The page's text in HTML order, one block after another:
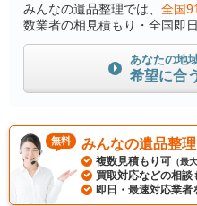
みんなの遺品整理では、 全国
数業者の相見積もり・全国即
あなたの地
希望に合
無料 みんなの遺品整
複数見積もり可 （最大
買取対応などの相
即日・最速対応業者